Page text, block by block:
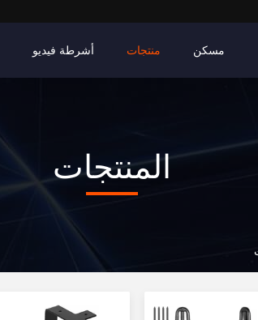
مسكن منتجات أشرطة فيديو
المنتجات